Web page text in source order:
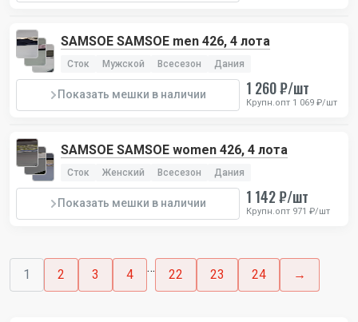
SAMSOE SAMSOE men 426, 4 лота
Сток Мужской Всесезон Дания
Показать мешки в наличии 1 260 ₽/шт
Крупн.опт 1 069 ₽/шт
SAMSOE SAMSOE women 426, 4 лота
Сток Женский Всесезон Дания
Показать мешки в наличии 1 142 ₽/шт
Крупн.опт 971 ₽/шт
1 2 3 4 … 22 23 24 →